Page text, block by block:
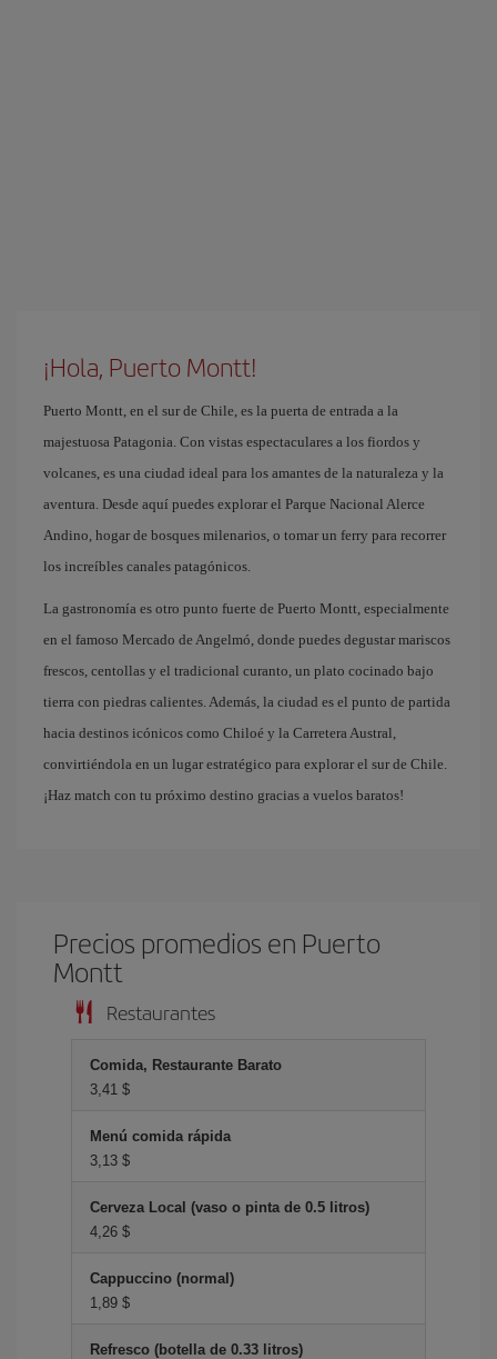
¡Hola, Puerto Montt!
Puerto Montt, en el sur de Chile, es la puerta de entrada a la
majestuosa Patagonia. Con vistas espectaculares a los fiordos y
volcanes, es una ciudad ideal para los amantes de la naturaleza y la
aventura. Desde aquí puedes explorar el Parque Nacional Alerce
Andino, hogar de bosques milenarios, o tomar un ferry para recorrer
los increíbles canales patagónicos.
La gastronomía es otro punto fuerte de Puerto Montt, especialmente
en el famoso Mercado de Angelmó, donde puedes degustar mariscos
frescos, centollas y el tradicional curanto, un plato cocinado bajo
tierra con piedras calientes. Además, la ciudad es el punto de partida
hacia destinos icónicos como Chiloé y la Carretera Austral,
convirtiéndola en un lugar estratégico para explorar el sur de Chile.
¡Haz match con tu próximo destino gracias a vuelos baratos!
Precios promedios en Puerto
Montt
Restaurantes
Comida, Restaurante Barato
3,41 $
Menú comida rápida
3,13 $
Cerveza Local (vaso o pinta de 0.5 litros)
4,26 $
Cappuccino (normal)
1,89 $
Refresco (botella de 0.33 litros)